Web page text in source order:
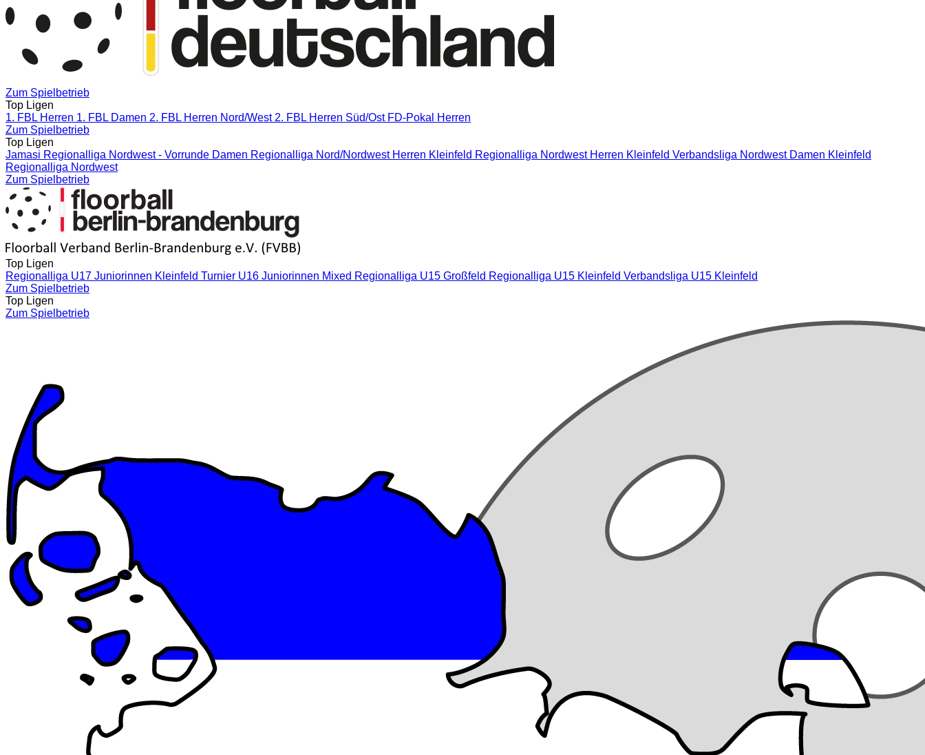
Zum Spielbetrieb
Top Ligen
1. FBL Herren 1. FBL Damen 2. FBL Herren Nord/West2. FBL Herren Süd/Ost FD-Pokal Herren
Zum Spielbetrieb
Top Ligen
Jamasi Regionalliga Nordwest - Vorrunde Damen Regionalliga Nord/Nordwest Herren Kleinfeld Regionalliga Nordwest Herren Kleinfeld Verbandsliga Nordwest Damen Kleinfeld
Regionalliga Nordwest
Zum Spielbetrieb
Top Ligen
Regionalliga U17 Juniorinnen Kleinfeld Turnier U16 Juniorinnen Mixed Regionalliga U15 Großfeld Regionalliga U15 Kleinfeld Verbandsliga U15 Kleinfeld
Zum Spielbetrieb
Top Ligen
Zum Spielbetrieb